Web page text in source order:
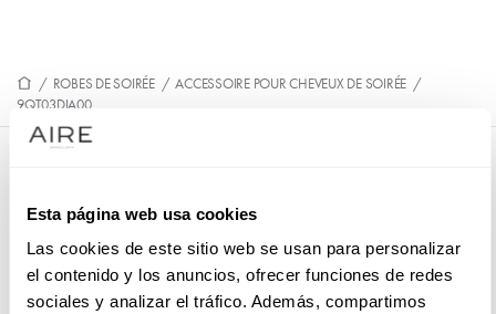
Esta página web usa cookies
Las cookies de este sitio web se usan para personalizar
el contenido y los anuncios, ofrecer funciones de redes
sociales y analizar el tráfico. Además, compartimos
/ ROBES DE SOIRÉE / ACCESSOIRE POUR CHEVEUX DE SOIRÉE /
9QT03DIA00
Diadème de cocktail de style élégant. Confectionné en tulle
et aux finitions en pierreries. Outfit MB Accessories pour les
soirées et les fêtes.